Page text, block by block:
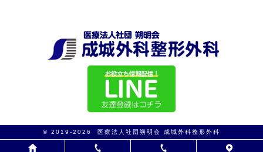
© 2019-2026 医療法人社団朔明会 成城外科整形外科